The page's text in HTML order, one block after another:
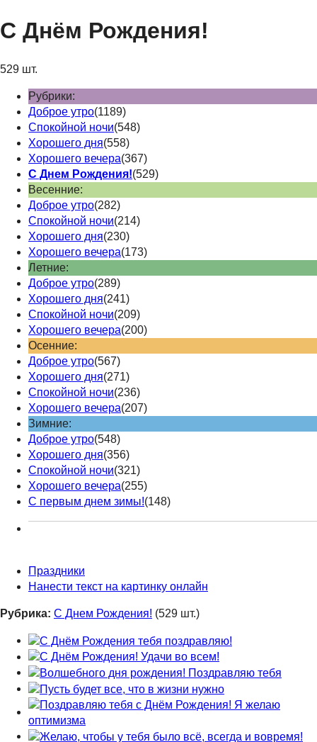
С Днём Рождения!
529 шт.
Рубрики:
Доброе утро(1189)
Спокойной ночи(548)
Хорошего дня(558)
Хорошего вечера(367)
С Днем Рождения!(529)
Весенние:
Доброе утро(282)
Спокойной ночи(214)
Хорошего дня(230)
Хорошего вечера(173)
Летние:
Доброе утро(289)
Хорошего дня(241)
Спокойной ночи(209)
Хорошего вечера(200)
Осенние:
Доброе утро(567)
Хорошего дня(271)
Спокойной ночи(236)
Хорошего вечера(207)
Зимние:
Доброе утро(548)
Хорошего дня(356)
Спокойной ночи(321)
Хорошего вечера(255)
С первым днем зимы!(148)
Праздники
Нанести текст на картинку онлайн
Рубрика: С Днем Рождения! (529 шт.)